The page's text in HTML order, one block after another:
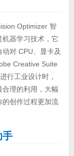
Optimizer 智
器学习技术，它
对 CPU、显卡及
Creative Suite
行工业设计时，
理的利用，大幅
创作过程更加流
手